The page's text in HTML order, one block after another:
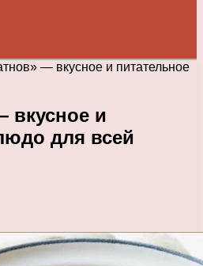
— вкусное и питательное
вкусное и
для всей